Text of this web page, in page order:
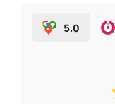
5.0